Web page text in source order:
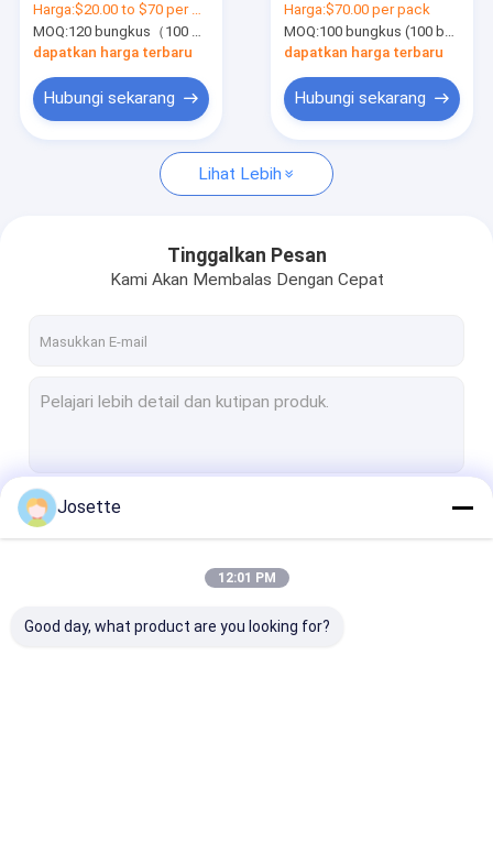
Hubungi kami
Quote request suatu
In-Line IV Filter
Membrane Disc Filter
Membran PES
Membran Nilon
Penjaga Transduser
mm Filter Jarum
Suntik Membran
Nylon
Harga:$20.00 to $70 per pack
MOQ:120 bungkus（100 buah/bungkus)
dapatkan harga terbaru
Hubungi sekarang
Membran 0,22 μm
PES φ33mm
Dipungut secara
Harga:$70.00 per pack
MOQ:100 bungkus (100 buah per bungkus)
dapatkan harga terbaru
Hubungi sekarang
Lihat Lebih
Tinggalkan Pesan
Kami Akan Membalas Dengan Cepat
Josette
12:01 PM
Good day, what product are you looking for?